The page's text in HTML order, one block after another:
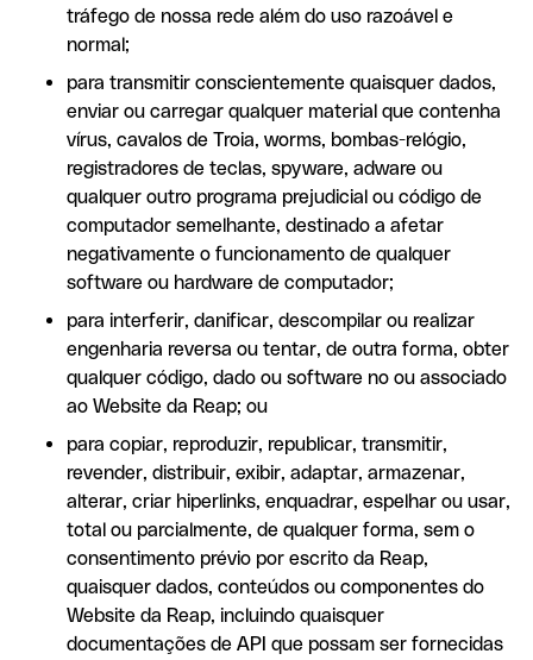
tráfego de nossa rede além do uso razoável e
normal;
para transmitir conscientemente quaisquer dados,
enviar ou carregar qualquer material que contenha
vírus, cavalos de Troia, worms, bombas-relógio,
registradores de teclas, spyware, adware ou
qualquer outro programa prejudicial ou código de
computador semelhante, destinado a afetar
negativamente o funcionamento de qualquer
software ou hardware de computador;
para interferir, danificar, descompilar ou realizar
engenharia reversa ou tentar, de outra forma, obter
qualquer código, dado ou software no ou associado
ao Website da Reap; ou
para copiar, reproduzir, republicar, transmitir,
revender, distribuir, exibir, adaptar, armazenar,
alterar, criar hiperlinks, enquadrar, espelhar ou usar,
total ou parcialmente, de qualquer forma, sem o
consentimento prévio por escrito da Reap,
quaisquer dados, conteúdos ou componentes do
Website da Reap, incluindo quaisquer
documentações de API que possam ser fornecidas